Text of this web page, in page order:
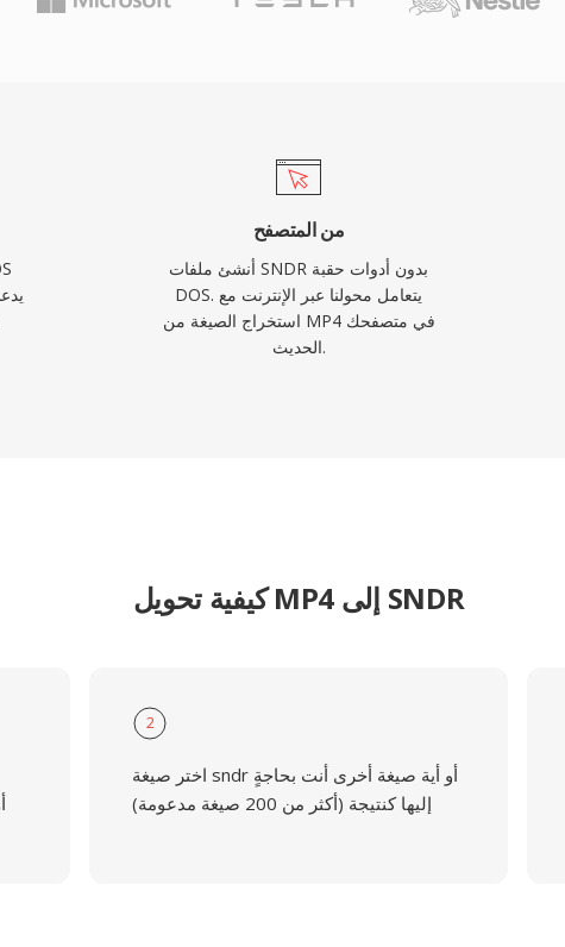
من المتصفح
أنشئ ملفات SNDR بدون أدوات حقبة
DOS. يتعامل محولنا عبر الإنترنت مع
استخراج الصيغة من MP4 في متصفحك
الحديث.
كيفية تحويل MP4 إلى SNDR
2
اختر صيغة sndr أو أية صيغة أخرى أنت بحاجةٍ
إليها كنتيجة (أكثر من 200 صيغة مدعومة)